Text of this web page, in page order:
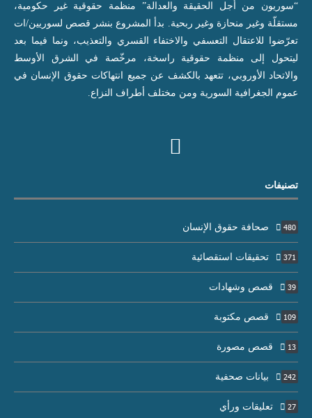
“سوريون من أجل الحقيقة والعدالة” منظمة حقوقية غير حكومية،
مستقلّة وغير منحازة وغير ربحية. بدأ المشروع بنشر قصص لسوريين/ات
تعرّضوا للاعتقال التعسفي والاختفاء القسري والتعذيب، ونما فيما بعد
ليتحول إلى منظمة حقوقية راسخة، مرخّصة في الشرق الأوسط
والاتحاد الأوروبي، تتعهد بالكشف عن جميع انتهاكات حقوق الإنسان في
عموم الجغرافية السورية ومن مختلف أطراف النزاع.
تصنيفات
صحافة حقوق الإنسان 480
تحقيقات استقصائية 371
قصص وشهادات 39
قصص مكتوبة 109
قصص مصورة 13
بيانات صحفية 242
تعليقات ورأي 27